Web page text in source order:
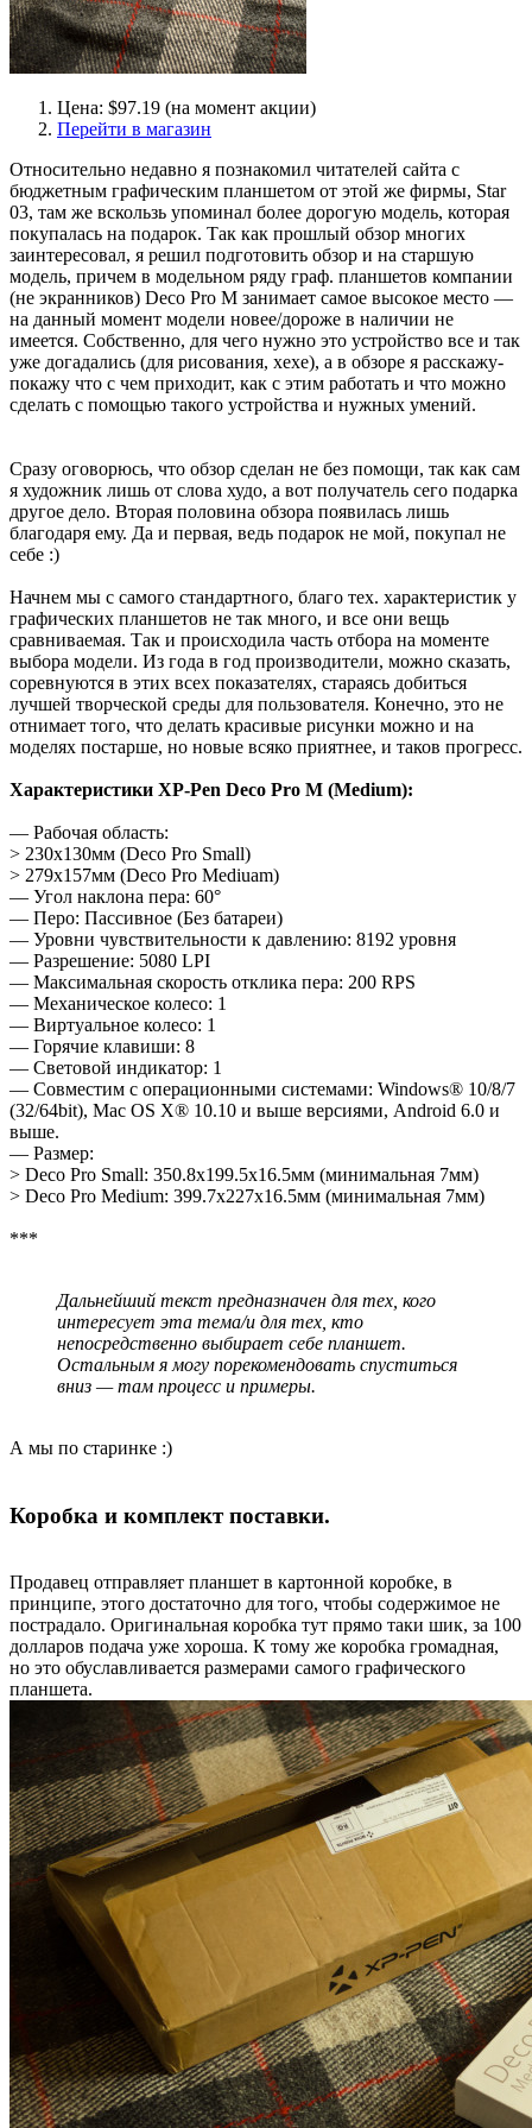
Цена: $97.19 (на момент акции)
Перейти в магазин
Относительно недавно я познакомил читателей сайта с
бюджетным графическим планшетом от этой же фирмы, Star
03, там же вскользь упоминал более дорогую модель, которая
покупалась на подарок. Так как прошлый обзор многих
заинтересовал, я решил подготовить обзор и на старшую
модель, причем в модельном ряду граф. планшетов компании
(не экранников) Deco Pro M занимает самое высокое место —
на данный момент модели новее/дороже в наличии не
имеется. Собственно, для чего нужно это устройство все и так
уже догадались (для рисования, хехе), а в обзоре я расскажу-
покажу что с чем приходит, как с этим работать и что можно
сделать с помощью такого устройства и нужных умений.
Сразу оговорюсь, что обзор сделан не без помощи, так как сам
я художник лишь от слова худо, а вот получатель сего подарка
другое дело. Вторая половина обзора появилась лишь
благодаря ему. Да и первая, ведь подарок не мой, покупал не
себе :)
Начнем мы с самого стандартного, благо тех. характеристик у
графических планшетов не так много, и все они вещь
сравниваемая. Так и происходила часть отбора на моменте
выбора модели. Из года в год производители, можно сказать,
соревнуются в этих всех показателях, стараясь добиться
лучшей творческой среды для пользователя. Конечно, это не
отнимает того, что делать красивые рисунки можно и на
моделях постарше, но новые всяко приятнее, и таков прогресс.
Характеристики XP-Pen Deco Pro M (Medium):
— Рабочая область:
> 230x130мм (Deco Pro Small)
> 279x157мм (Deco Pro Mediuam)
— Угол наклона пера: 60°
— Перо: Пассивное (Без батареи)
— Уровни чувствительности к давлению: 8192 уровня
— Разрешение: 5080 LPI
— Максимальная скорость отклика пера: 200 RPS
— Механическое колесо: 1
— Виртуальное колесо: 1
— Горячие клавиши: 8
— Световой индикатор: 1
— Совместим с операционными системами: Windows® 10/8/7
(32/64bit), Mac OS X® 10.10 и выше версиями, Android 6.0 и
выше.
— Размер:
> Deco Pro Small: 350.8x199.5x16.5мм (минимальная 7мм)
> Deco Pro Medium: 399.7x227x16.5мм (минимальная 7мм)
***
Дальнейший текст предназначен для тех, кого
интересует эта тема/и для тех, кто
непосредственно выбирает себе планшет.
Остальным я могу порекомендовать спуститься
вниз — там процесс и примеры.
А мы по старинке :)
Коробка и комплект поставки.
Продавец отправляет планшет в картонной коробке, в
принципе, этого достаточно для того, чтобы содержимое не
пострадало. Оригинальная коробка тут прямо таки шик, за 100
долларов подача уже хороша. К тому же коробка громадная,
но это обуславливается размерами самого графического
планшета.